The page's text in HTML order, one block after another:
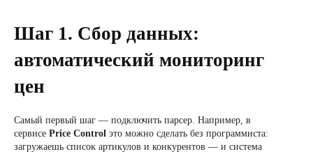
Шаг 1. Сбор данных:
автоматический мониторинг
цен
Самый первый шаг — подключить парсер. Например, в
сервисе Price Control это можно сделать без программиста:
загружаешь список артикулов и конкурентов — и система